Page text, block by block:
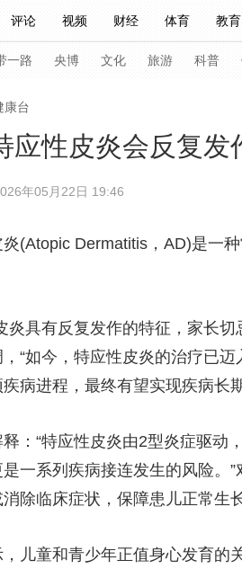
评论 视频 财经 体育 教育
导人 央视快评 习式妙语 热解读
单 听音 微视频 主持人 下载
Монгол
一路 央博 文化 旅游 科普
热解读 天天学习 习式妙语
2026年世界杯 2026年冬奥会 CBA
频道 生活体育大会 体育江湖
生态环境 一带一路 央博
大国保险 云顶对话 云起 超级
康台
应性皮炎会反复
年05月22日 19:46
(Atopic Dermatitis，AD)是一
炎具有反复发作的特征，家长
“如今，特应性皮炎的治疗已
病进程，最终有望实现疾病长
：“特应性皮炎由2型炎症驱动
一系列疾病接连发生的风险。
除临床症状，保障患儿正常生
儿童和青少年正值身心发育的